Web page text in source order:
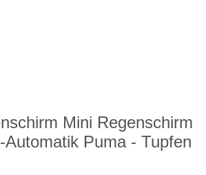
Mini Regenschirm
Automatik Puma - Tupfen